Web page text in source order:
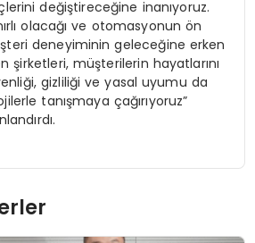
değiştireceğine inanıyoruz.
olacağı ve otomasyonun ön
deneyiminin geleceğine erken
şirketleri, müşterilerin hayatlarını
gizliliği ve yasal uyumu da
tanışmaya çağırıyoruz”